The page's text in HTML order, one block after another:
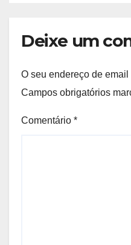
Deixe um
O seu endereço de
Campos obrigatórios
Comentário *